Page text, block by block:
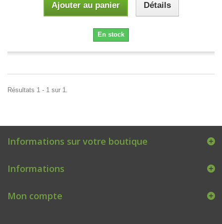
Ajouter au panier Détails
En stock
Résultats 1 - 1 sur 1.
Informations sur votre boutique
Informations
Mon compte